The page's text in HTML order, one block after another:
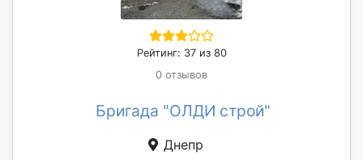
Рейтинг: 37 из 80
0 отзывов
Бригада "ОЛДИ строй"
Днепр